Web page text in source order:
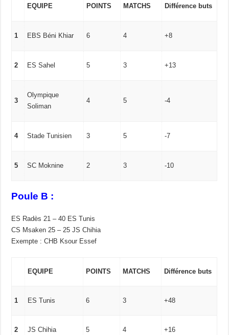
EQUIPE POINTS MATCHS Différence buts
1 EBS Béni Khiar 6 4 +8
2 ES Sahel 5 3 +13
3
Olympique
Soliman
4 5 -4
4 Stade Tunisien 3 5 -7
5 SC Moknine 2 3 -10
Poule B :
ES Radès 21 – 40 ES Tunis
CS Msaken 25 – 25 JS Chihia
Exempte : CHB Ksour Essef
EQUIPE POINTS MATCHS Différence buts
1 ES Tunis 6 3 +48
2 JS Chihia 5 4 +16